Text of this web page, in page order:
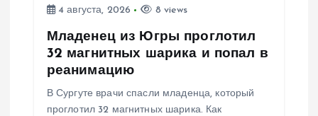
4 августа, 2026
8 views
Младенец из Югры проглотил
32 магнитных шарика и попал в
реанимацию
В Сургуте врачи спасли младенца, который
проглотил 32 магнитных шарика. Как